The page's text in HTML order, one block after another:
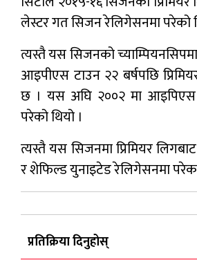
लेस्टर गत सिजन रेलिगेसनमा परेको
त्यस्तै यस सिजनको च्याम्पियनसिपमा
आइपीएस टाउन २२ बर्षपछि
छ । यस अघि २००२ मा आइपिएस
परेको थियो ।
त्यस्तै यस सिजनमा प्रिमियर
र शेफिल्ड युनाइटेड रेलिगेसनमा
प्रतिक्रिया दिनुहोस्